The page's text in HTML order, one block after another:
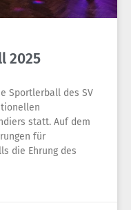
2025
Sportlerball des SV
statt. Auf dem
für
die Ehrung des